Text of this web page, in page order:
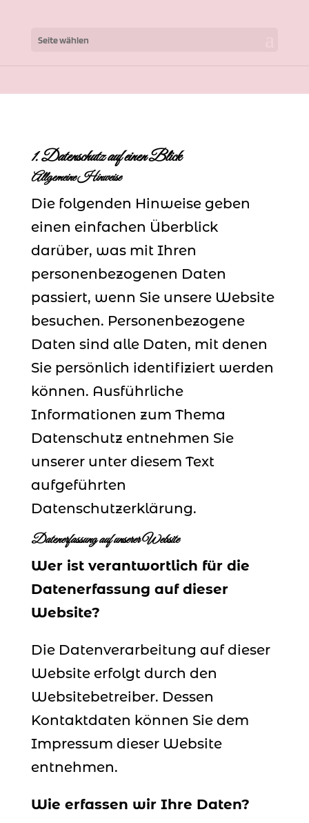
Seite wählen
1. Datenschutz auf einen Blick
Allgemeine Hinweise
Die folgenden Hinweise geben
einen einfachen Überblick
darüber, was mit Ihren
personenbezogenen Daten
passiert, wenn Sie unsere Website
besuchen. Personenbezogene
Daten sind alle Daten, mit denen
Sie persönlich identifiziert werden
können. Ausführliche
Informationen zum Thema
Datenschutz entnehmen Sie
unserer unter diesem Text
aufgeführten
Datenschutzerklärung.
Datenerfassung auf unserer Website
Wer ist verantwortlich für die
Datenerfassung auf dieser
Website?
Die Datenverarbeitung auf dieser
Website erfolgt durch den
Websitebetreiber. Dessen
Kontaktdaten können Sie dem
Impressum dieser Website
entnehmen.
Wie erfassen wir Ihre Daten?